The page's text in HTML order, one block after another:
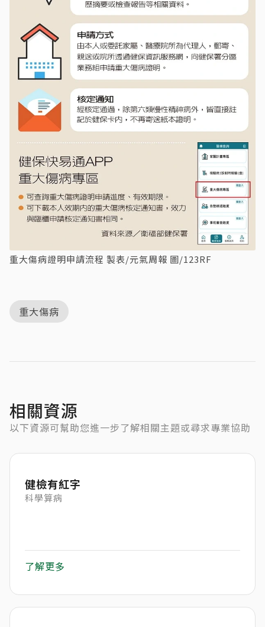
重大傷病證明申請流程 製表/元氣周報 圖/123RF
重大傷病
相關資源
以下資源可幫助您進一步了解相關主題或尋求專業協助
健檢有紅字
科學算病
了解更多